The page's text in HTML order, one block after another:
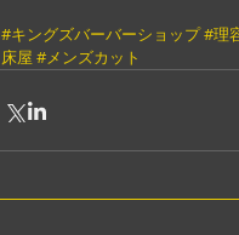
#キングズバーバーショップ#理
床屋 #メンズカット